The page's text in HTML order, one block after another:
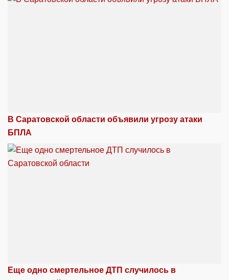
В Саратовской области объявили угрозу атаки
БПЛА
Еще одно смертельное ДТП случилось в